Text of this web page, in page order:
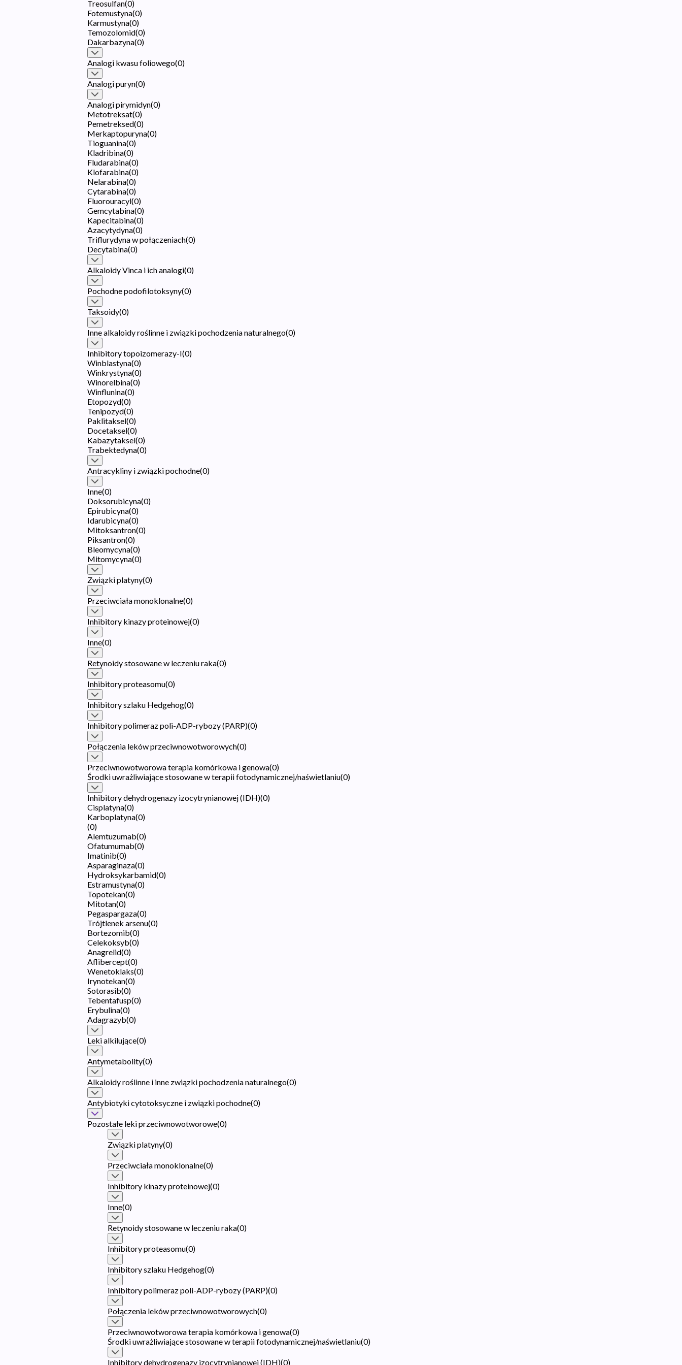
Treosulfan(0)
Fotemustyna(0)
Karmustyna(0)
Temozolomid(0)
Dakarbazyna(0)
Analogi kwasu foliowego(0)
Analogi puryn(0)
Analogi pirymidyn(0)
Metotreksat(0)
Pemetreksed(0)
Merkaptopuryna(0)
Tioguanina(0)
Kladribina(0)
Fludarabina(0)
Klofarabina(0)
Nelarabina(0)
Cytarabina(0)
Fluorouracyl(0)
Gemcytabina(0)
Kapecitabina(0)
Azacytydyna(0)
Triflurydyna w połączeniach(0)
Decytabina(0)
Alkaloidy Vinca i ich analogi(0)
Pochodne podofilotoksyny(0)
Taksoidy(0)
Inne alkaloidy roślinne i związki pochodzenia naturalnego(0)
Inhibitory topoizomerazy-I(0)
Winblastyna(0)
Winkrystyna(0)
Winorelbina(0)
Winflunina(0)
Etopozyd(0)
Tenipozyd(0)
Paklitaksel(0)
Docetaksel(0)
Kabazytaksel(0)
Trabektedyna(0)
Antracykliny i związki pochodne(0)
Inne(0)
Doksorubicyna(0)
Epirubicyna(0)
Idarubicyna(0)
Mitoksantron(0)
Piksantron(0)
Bleomycyna(0)
Mitomycyna(0)
Związki platyny(0)
Przeciwciała monoklonalne(0)
Inhibitory kinazy proteinowej(0)
Inne(0)
Retynoidy stosowane w leczeniu raka(0)
Inhibitory proteasomu(0)
Inhibitory szlaku Hedgehog(0)
Inhibitory polimeraz poli-ADP-rybozy (PARP)(0)
Połączenia leków przeciwnowotworowych(0)
Przeciwnowotworowa terapia komórkowa i genowa(0)
Środki uwrażliwiające stosowane w terapii fotodynamicznej/naświetlaniu(0)
Inhibitory dehydrogenazy izocytrynianowej (IDH)(0)
Cisplatyna(0)
Karboplatyna(0)
(0)
Alemtuzumab(0)
Ofatumumab(0)
Imatinib(0)
Asparaginaza(0)
Hydroksykarbamid(0)
Estramustyna(0)
Topotekan(0)
Mitotan(0)
Pegaspargaza(0)
Trójtlenek arsenu(0)
Bortezomib(0)
Celekoksyb(0)
Anagrelid(0)
Aflibercept(0)
Wenetoklaks(0)
Irynotekan(0)
Sotorasib(0)
Tebentafusp(0)
Erybulina(0)
Adagrazyb(0)
Leki alkilujące(0)
Antymetabolity(0)
Alkaloidy roślinne i inne związki pochodzenia naturalnego(0)
Antybiotyki cytotoksyczne i związki pochodne(0)
Pozostałe leki przeciwnowotworowe(0)
Związki platyny(0)
Przeciwciała monoklonalne(0)
Inhibitory kinazy proteinowej(0)
Inne(0)
Retynoidy stosowane w leczeniu raka(0)
Inhibitory proteasomu(0)
Inhibitory szlaku Hedgehog(0)
Inhibitory polimeraz poli-ADP-rybozy (PARP)(0)
Połączenia leków przeciwnowotworowych(0)
Przeciwnowotworowa terapia komórkowa i genowa(0)
Środki uwrażliwiające stosowane w terapii fotodynamicznej/naświetlaniu(0)
Inhibitory dehydrogenazy izocytrynianowej (IDH)(0)